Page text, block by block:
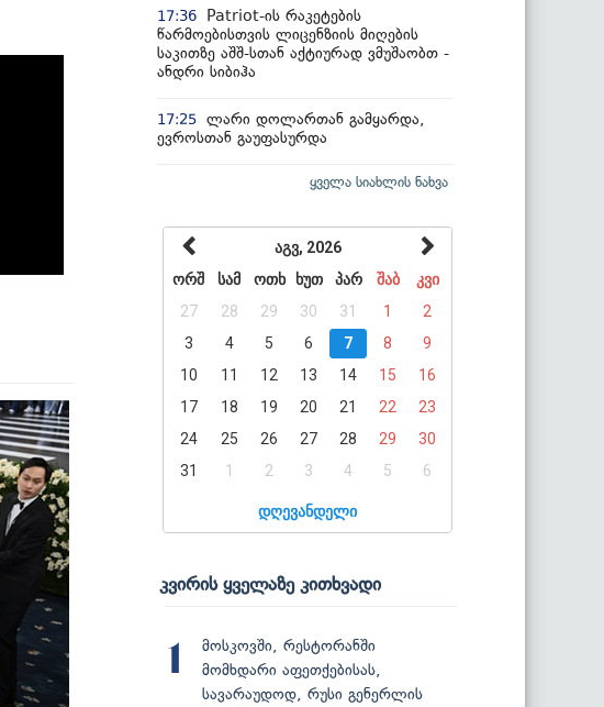
17:36
Patriot-ის რაკეტების
წარმოებისთვის ლიცენზიის მიღების
საკითზე აშშ-სთან აქტიურად ვმუშაობთ -
ანდრი სიბიჰა
17:25 ლარი დოლართან გამყარდა,
ევროსთან გაუფასურდა
ყველა სიახლის ნახვა
აგვ, 2026
ორშ
სამ ოთხ ხუთ პარ შაბ
კვი
27
28 29 30 31 1
2
3
4 5 6 7 8
9
10
11 12 13 14 15
16
17
18 19 20 21 22
23
24
25 26 27 28 29
30
31
1 2 3 4 5 6
დღევანდელი
კვირის ყველაზე კითხვადი
1
მოსკოვში, რესტორანში
მომხდარი აფეთქებისას,
სავარაუდოდ, რუსი გენერლის